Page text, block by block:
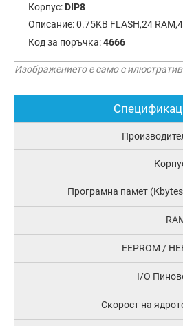
Корпус: DIP8
Описание:0.75KB FLASH,24
Код за поръчка:4666
Изображението е само с
Програмна памет
EEPROM /
I/O
Скорост на